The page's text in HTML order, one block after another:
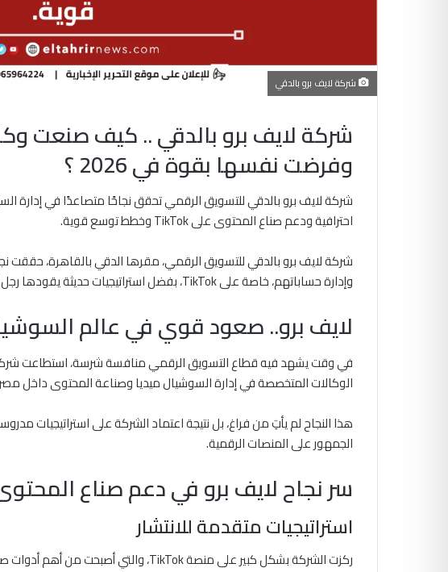
شركة لايف برو بالدقي
وفرضت نفسها بقوة في 2026 ؟
شركة لايف برو بالدقي للتسويق الرقمي تحقق نجاحًا متصاعدًا في إدارة
احترافية ودعم صناع المحتوى على TikTok وخطط توسع قوية.
شركة لايف برو بالدقي للتسويق الرقمي، مقرها الدقي بالقاهرة، حققت
وإدارة حساباتهم، خاصة على TikTok، بفضل استراتيجيات حديثة يقودها رجل الأعمال مصطفى الفهد.
لايف برو.. صعود قوي في عالم
في وقت يشهد فيه قطاع التسويق الرقمي منافسة شرسة، استطاعت
الوكالات المتخصصة في إدارة السوشيال ميديا وصناعة المحتوى داخل
هذا النجاح لم يأتِ من فراغ، بل نتيجة اعتماد الشركة على استراتيجيات
الجمهور على المنصات الرقمية.
سر نجاح لايف برو في دعم صناع
استراتيجيات متقدمة للانتشار
ركزت الشركة بشكل كبير على منصة TikTok، والتي أصبحت من أهم أدوات صناعة المحتوى في الوقت الحالي.